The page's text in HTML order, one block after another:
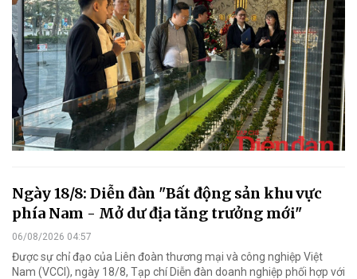
Ngày 18/8: Diễn đàn "Bất động sản khu vực
phía Nam - Mở dư địa tăng trưởng mới"
06/08/2026 04:57
Được sự chỉ đạo của Liên đoàn thương mại và công nghiệp Việt
Nam (VCCI), ngày 18/8, Tạp chí Diễn đàn doanh nghiệp phối hợp với